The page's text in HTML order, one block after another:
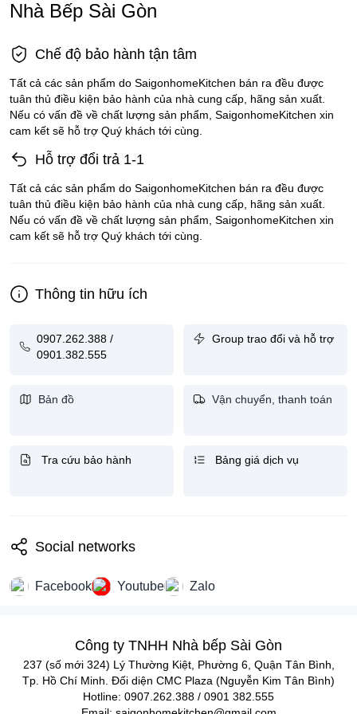
các loại bánh nướng. Chức năng này cũng có thể sử dụng để sấy
Lò nướng Teka HLB 860 có ray trượt đỡ khay, có thể kéo ra ngoài
lò, hạn chế tối đa nguy cơ bị bỏng
Lý do bạn nên mua tại Saigon Home Kitchen
-Mức giá cạnh tranh nhất trên thị trường nhà bếp.
-Miễn phí giao hàng lắp đặt tại TPHCM và Hà Nội.
-Với nhiều chính sách khuyến mãi và nhiều quà tặng hấp dẫn khi
khách hàng mua sản phẩm.
-Sản phẩm cam kết chính hãng 100%.
Hãy gọi đến ngay Hotline 0907.2626.388- 0901.382.555 để đặt và
Hoặc hãy đến với cửa hàng chúng tôi:
0907.2626.388- 0901.382.555
Nhà Bếp Sài Gòn
Chế độ bảo hành tận tâm
Tất cả các sản phẩm do SaigonhomeKitchen bán ra đều được
tuân thủ điều kiện bảo hành của nhà cung cấp, hãng sản xuất.
Nếu có vấn đề về chất lượng sản phẩm, SaigonhomeKitchen xin
cam kết sẽ hỗ trợ Quý khách tới cùng.
Hỗ trợ đổi trả 1-1
Tất cả các sản phẩm do SaigonhomeKitchen bán ra đều được
tuân thủ điều kiện bảo hành của nhà cung cấp, hãng sản xuất.
Nếu có vấn đề về chất lượng sản phẩm, SaigonhomeKitchen xin
cam kết sẽ hỗ trợ Quý khách tới cùng.
Thông tin hữu ích
0907.262.388 /
0901.382.555
Group trao đổi và hỗ trợ
Bản đồ Vận chuyển, thanh toán
Tra cứu bảo hành Bảng giá dịch vụ
Social networks
Facebook Youtube Zalo
Công ty TNHH Nhà bếp Sài Gòn
237 (số mới 324) Lý Thường Kiệt, Phường 6, Quận Tân Bình,
Tp. Hồ Chí Minh. Đối diện CMC Plaza (Nguyễn Kim Tân Bình)
Hotline: 0907.262.388 / 0901 382.555